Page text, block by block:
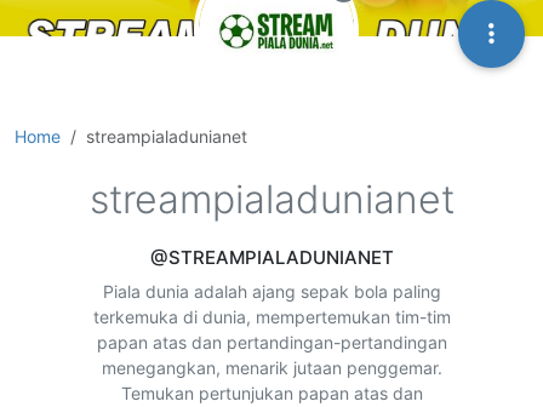
Home streampialadunianet
streampialadunianet
@STREAMPIALADUNIANET
Piala dunia adalah ajang sepak bola paling
terkemuka di dunia, mempertemukan tim-tim
papan atas dan pertandingan-pertandingan
menegangkan, menarik jutaan penggemar.
Temukan pertunjukan papan atas dan